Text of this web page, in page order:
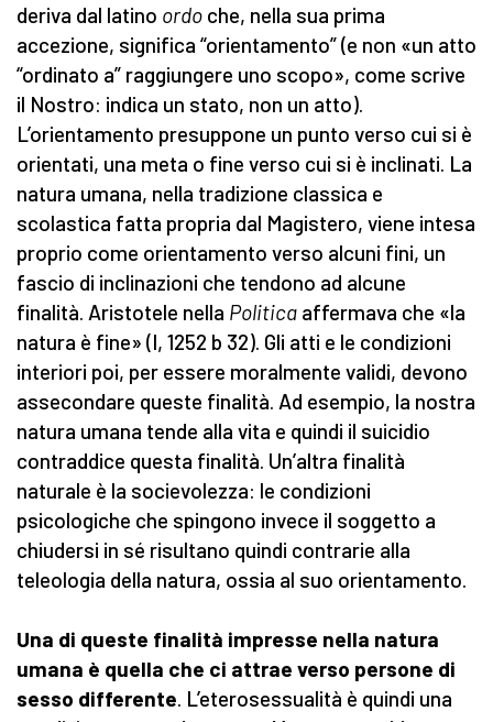
deriva dal latino ordo che, nella sua prima
accezione, significa “orientamento” (e non «un atto
“ordinato a” raggiungere uno scopo», come scrive
il Nostro: indica un stato, non un atto).
L’orientamento presuppone un punto verso cui si è
orientati, una meta o fine verso cui si è inclinati. La
natura umana, nella tradizione classica e
scolastica fatta propria dal Magistero, viene intesa
proprio come orientamento verso alcuni fini, un
fascio di inclinazioni che tendono ad alcune
finalità. Aristotele nella Politica affermava che «la
natura è fine» (I, 1252 b 32). Gli atti e le condizioni
interiori poi, per essere moralmente validi, devono
assecondare queste finalità. Ad esempio, la nostra
natura umana tende alla vita e quindi il suicidio
contraddice questa finalità. Un’altra finalità
naturale è la socievolezza: le condizioni
psicologiche che spingono invece il soggetto a
chiudersi in sé risultano quindi contrarie alla
teleologia della natura, ossia al suo orientamento.
Una di queste finalità impresse nella natura
umana è quella che ci attrae verso persone di
sesso differente. L’eterosessualità è quindi una